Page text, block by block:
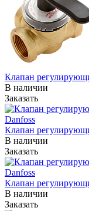
Клапан
В наличии
Заказать
Клапан
В наличии
Заказать
Клапан
В наличии
Заказать